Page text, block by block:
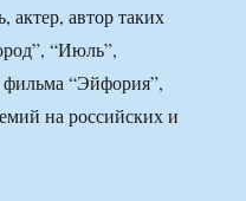
актер, автор таких
“Июль”,
фильма “Эйфория”,
на российских и